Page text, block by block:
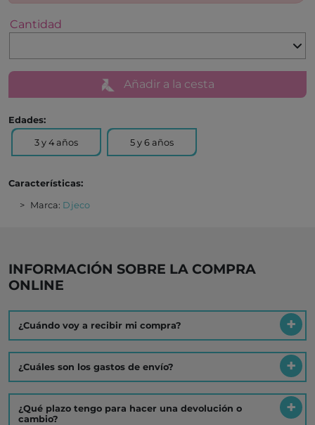
Cantidad
Añadir a la cesta
Edades:
3 y 4 años 5 y 6 años
Características:
Marca: Djeco
INFORMACIÓN SOBRE LA COMPRA
ONLINE
¿Cuándo voy a recibir mi compra?
¿Cuáles son los gastos de envío?
¿Qué plazo tengo para hacer una devolución o
cambio?